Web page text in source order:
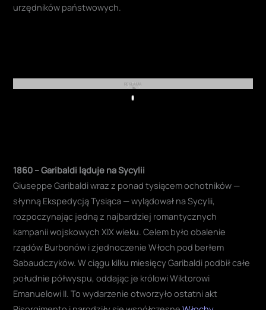
urzędników państwowych.
REKLAMA
Play
1860 – Garibaldi ląduje na Sycylii
Giuseppe Garibaldi wraz z ponad tysiącem ochotników —
słynną Ekspedycją Tysiąca — wylądował na Sycylii,
rozpoczynając jedną z najbardziej romantycznych
kampanii wojskowych XIX wieku. Celem było obalenie
rządów Burbonów i zjednoczenie Włoch pod berłem
Sabaudczyków. W ciągu kilku miesięcy Garibaldi podbił całe
południe półwyspu, oddając je królowi Wiktorowi
Emanuelowi II. To wydarzenie otworzyło ostatni akt